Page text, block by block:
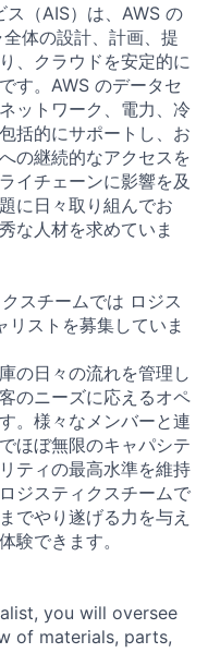
（AIS）は、AWS の
体の設計、計画、提
、クラウドを安定的に
す。AWS のデータセ
ットワーク、電力、冷
括的にサポートし、お
の継続的なアクセスを
イチェーンに影響を及
に日々取り組んでお
な人材を求めていま
スチームでは ロジス
ストを募集していま
の日々の流れを管理し
のニーズに応えるオペ
。様々なメンバーと連
ほぼ無限のキャパシテ
ティの最高水準を維持
ジスティクスチームで
でやり遂げる力を与え
験できます。
you will oversee
of materials, parts,